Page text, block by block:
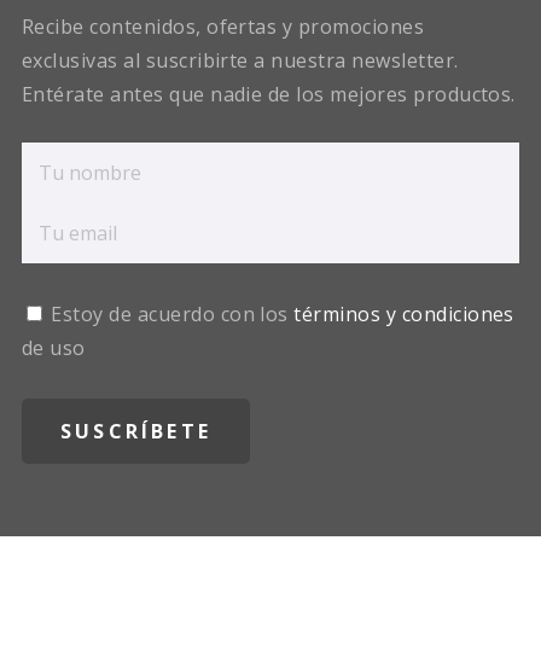
Recibe contenidos, ofertas y promociones
exclusivas al suscribirte a nuestra newsletter.
Entérate antes que nadie de los mejores productos.
Estoy de acuerdo con lostérminos y condiciones
de uso